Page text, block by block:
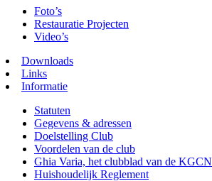
Foto’s
Restauratie Projecten
Video’s
Downloads
Links
Informatie
Statuten
Gegevens & adressen
Doelstelling Club
Voordelen van de club
Ghia Varia, het clubblad van de KGCN
Huishoudelijk Reglement